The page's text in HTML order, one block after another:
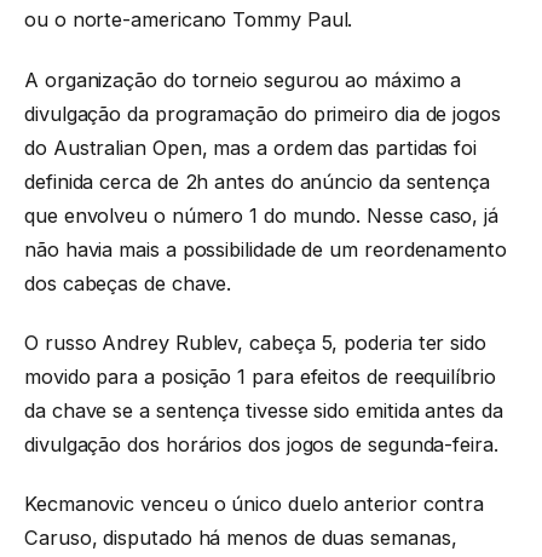
ou o norte-americano Tommy Paul.
A organização do torneio segurou ao máximo a
divulgação da programação do primeiro dia de jogos
do Australian Open, mas a ordem das partidas foi
definida cerca de 2h antes do anúncio da sentença
que envolveu o número 1 do mundo. Nesse caso, já
não havia mais a possibilidade de um reordenamento
dos cabeças de chave.
O russo Andrey Rublev, cabeça 5, poderia ter sido
movido para a posição 1 para efeitos de reequilíbrio
da chave se a sentença tivesse sido emitida antes da
divulgação dos horários dos jogos de segunda-feira.
Kecmanovic venceu o único duelo anterior contra
Caruso, disputado há menos de duas semanas,